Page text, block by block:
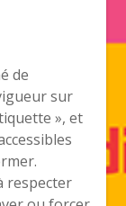
de
sur
», et
respecter